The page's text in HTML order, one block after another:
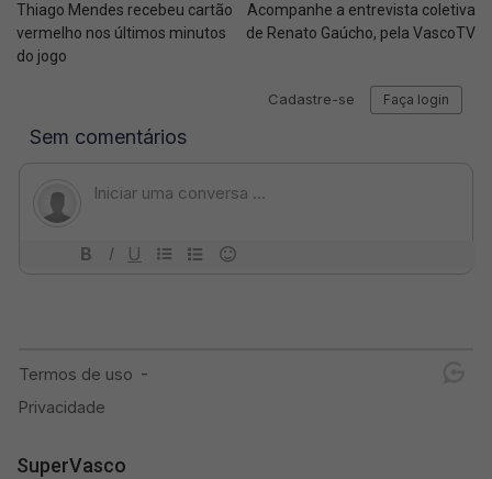
Thiago Mendes recebeu cartão
vermelho nos últimos minutos
do jogo
Acompanhe a entrevista coletiva
de Renato Gaúcho, pela VascoTV
SuperVasco